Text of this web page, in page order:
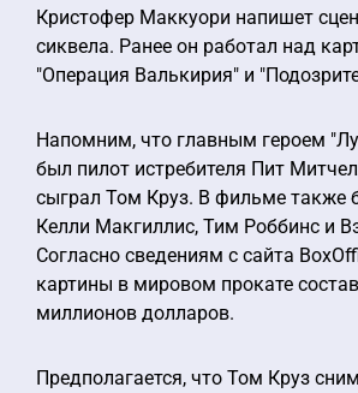
Кристофер Маккуори напишет
сиквела. Ранее он работал над
"Операция Валькирия" и
Напомним, что главным героем
был пилот истребителя Пит
сыграл Том Круз. В фильме также
Келли Макгиллис, Тим Роббинс и
Согласно сведениям с сайта
картины в мировом прокате
миллионов долларов.
Предполагается, что Том Круз